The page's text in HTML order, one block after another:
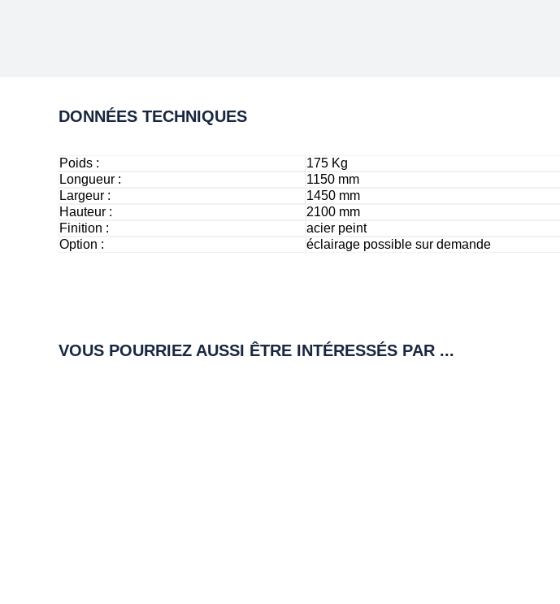
DONNÉES TECHNIQUES
Poids :
175 Kg
Longueur :
1150 mm
Largeur :
1450 mm
Hauteur :
2100 mm
Finition :
acier peint
Option : éclairage possible sur demande
VOUS POURRIEZ AUSSI ÊTRE INTÉRESSÉS PAR ...